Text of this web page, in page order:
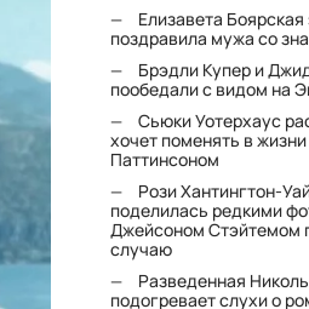
Елизавета
поздравила мужа со
Брэдли Купер и
пообедали с видом на
Сьюки Уотерхаус
хочет поменять в
Паттинсоном
Рози Хантингтон-
поделилась редкими
Джейсоном Стэйтемом
случаю
Разведенная
подогревает слухи о